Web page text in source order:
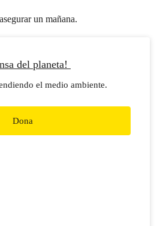
un mañana.
del planeta!
el medio ambiente.
Dona